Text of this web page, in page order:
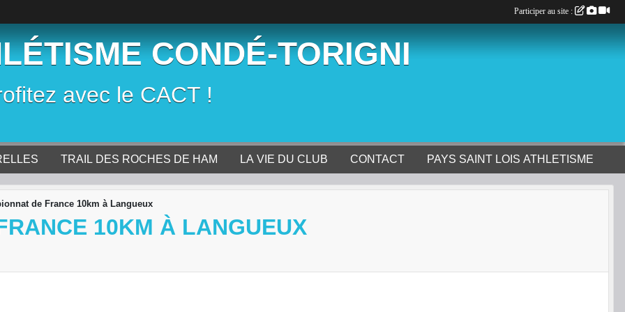
CONDÉ-TORIGNI
avec le CACT !
TRAIL DES ROCHES DE HAM LA VIE DU CLUB CONTACT PAYS SAINT LOIS ATHLETISME
de France 10km à Langueux
10KM À LANGUEUX
Participer au site :